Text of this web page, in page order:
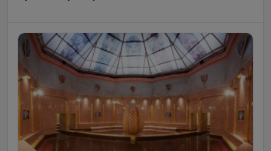
i DU Goethe € 20
zmiana harmonogramu procedur wymaganych
przez klienta, aby umieścić € 2 / procedura
pokój wymiana u klienta bez obiektywnego
powodu, aby umieścić € 15
jednorazowa opłata za wypożyczenie szlafroków
10 € / 1 szlafrok / pobyt